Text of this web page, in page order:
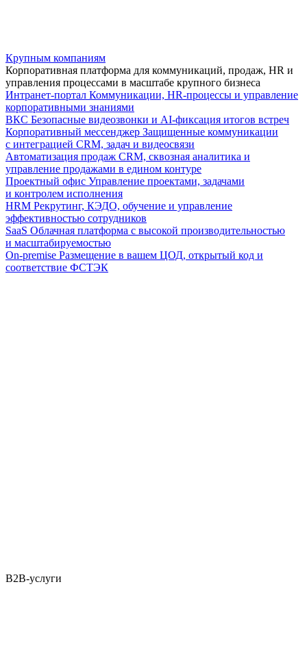
Крупным компаниям
Корпоративная платформа для коммуникаций, продаж, HR и
управления процессами в масштабе крупного бизнеса
Интранет-портал Коммуникации, HR-процессы и управление
корпоративными знаниями
ВКС Безопасные видеозвонки и AI-фиксация итогов встреч
Корпоративный мессенджер Защищенные коммуникации
с интеграцией CRM, задач и видеосвязи
Автоматизация продаж CRM, сквозная аналитика и
управление продажами в едином контуре
Проектный офис Управление проектами, задачами
и контролем исполнения
HRM Рекрутинг, КЭДО, обучение и управление
эффективностью сотрудников
SaaS Облачная платформа с высокой производительностью
и масштабируемостью
On-premise Размещение в вашем ЦОД, открытый код и
соответствие ФСТЭК
B2B-услуги